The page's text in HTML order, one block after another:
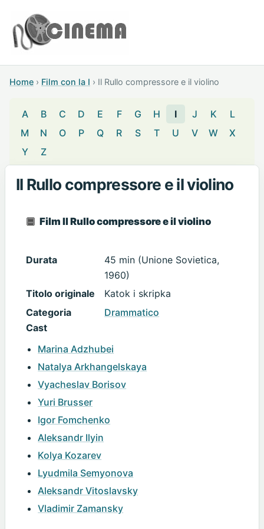
Home › Film con la I › Il Rullo compressore e il violino
A B C D E F G H I J K
L
M
N O P Q R S T U V W
X
Y
Z
Il Rullo compressore e il violino
Film Il Rullo compressore e il violino
Durata
45 min (Unione Sovietica,
1960)
Titolo originale
Katok i skripka
Categoria
Drammatico
Cast
Marina Adzhubei
Natalya Arkhangelskaya
Vyacheslav Borisov
Yuri Brusser
Igor Fomchenko
Aleksandr Ilyin
Kolya Kozarev
Lyudmila Semyonova
Aleksandr Vitoslavsky
Vladimir Zamansky